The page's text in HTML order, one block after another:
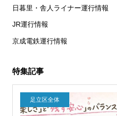
日暮里・舎人ライナー運行情報
JR運行情報
京成電鉄運行情報
特集記事
足立区全体